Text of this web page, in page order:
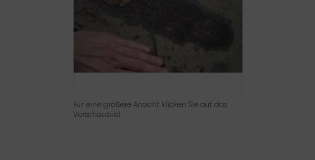
Für eine größere Ansicht klicken Sie auf das
Vorschaubild